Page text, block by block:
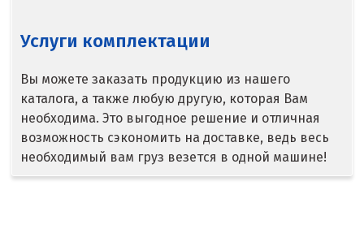
Тверь
Тобольск
Тольятти
Услуги комплектации
Вы можете заказать продукцию из нашего
каталога, а также любую другую, которая Вам
необходима. Это выгодное решение и отличная
возможность сэкономить на доставке, ведь весь
необходимый вам груз везется в одной машине!